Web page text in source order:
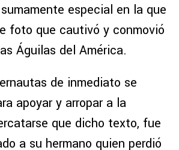
especial en la que
foto que cautivó y conmovió
Águilas del América.
de inmediato se
apoyar y arropar a la
que dicho texto, fue
a su hermano quien perdió